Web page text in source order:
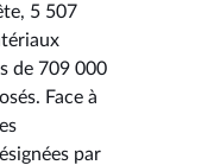
5 507
de 709 000
Face à
par